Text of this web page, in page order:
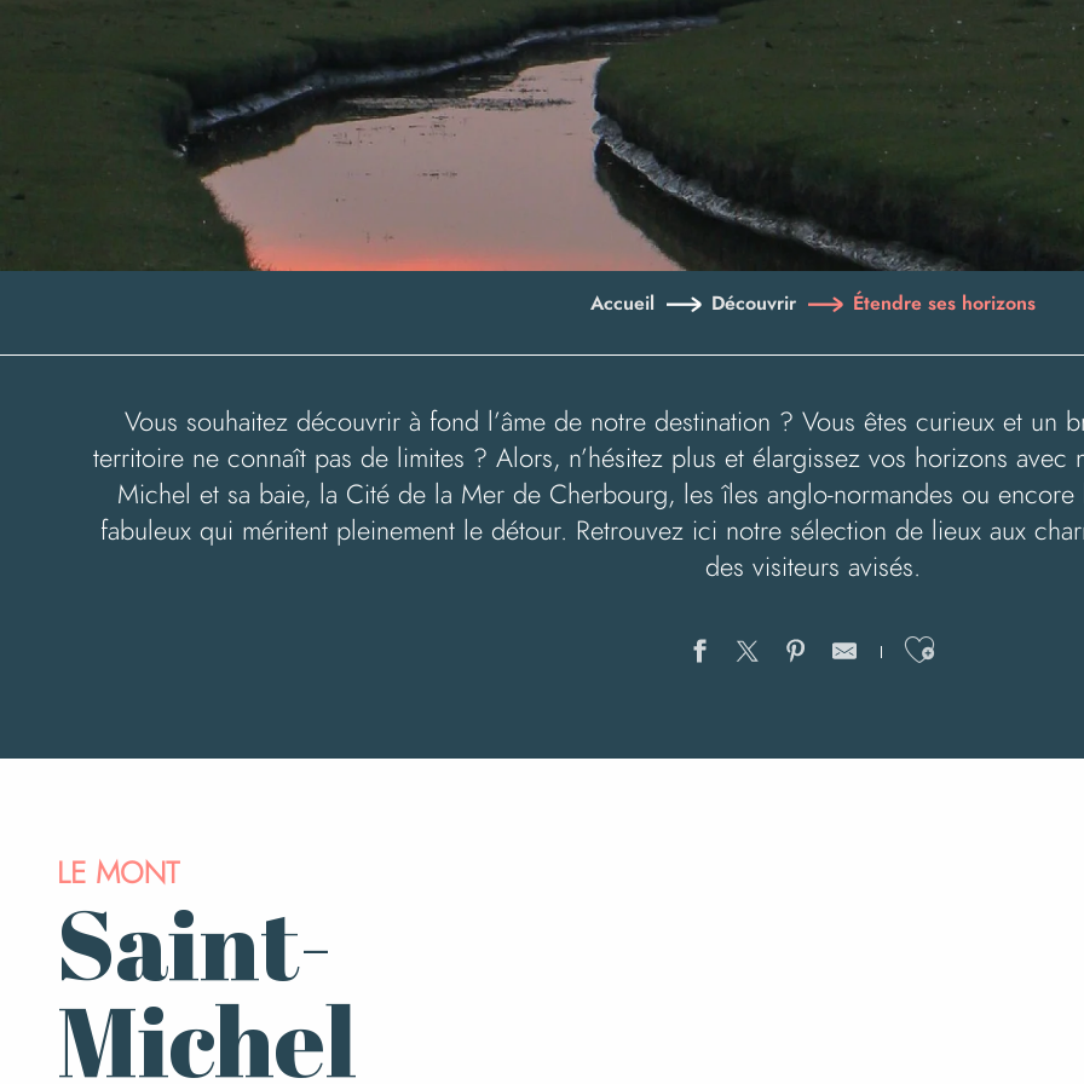
Accueil Découvrir Étendre ses horizons
Vous souhaitez découvrir à fond l’âme de notre destination ? Vous êtes curieux et un
territoire ne connaît pas de limites ? Alors, n’hésitez plus et élargissez vos horizons avec
Michel et sa baie, la Cité de la Mer de Cherbourg, les îles anglo-normandes ou encore
fabuleux qui méritent pleinement le détour. Retrouvez ici notre sélection de lieux aux
des visiteurs avisés.
Ajouter
LE MONT
Saint-
Michel